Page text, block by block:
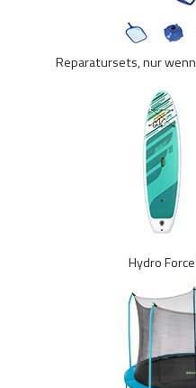
Reparatursets, nur
Hydro